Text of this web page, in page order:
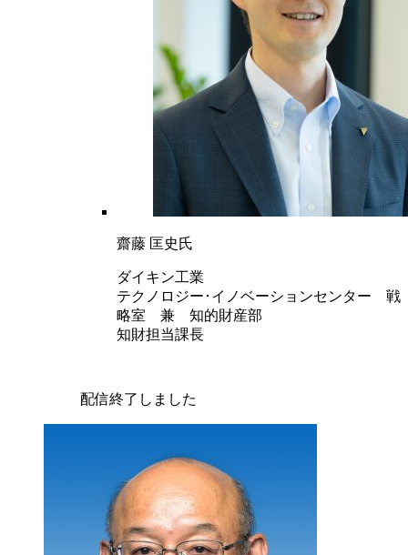
齋藤 匡史氏
ダイキン工業
テクノロジー･イノベーションセンター 戦
略室 兼 知的財産部
知財担当課長
配信終了しました